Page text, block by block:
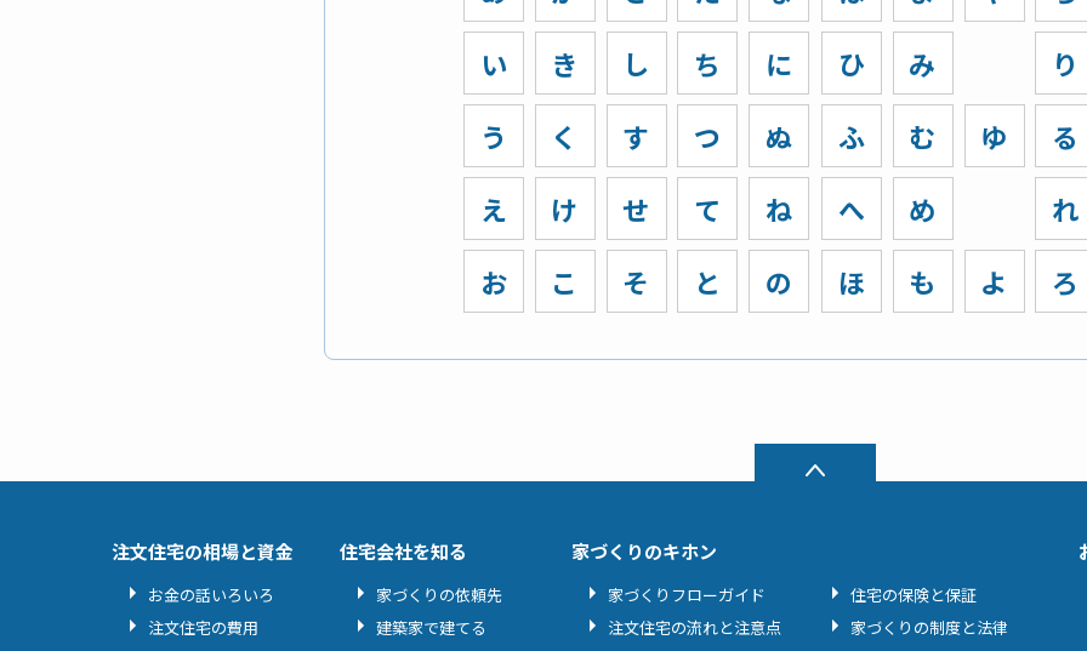
い
う
え
お
き
く
け
こ
し
す
せ
そ
ち
つ
て
と
に
ぬ
ね
の
ひ
ふ
へ
ほ
み
む
め
も
ゆ
よ
り
る
れ
ろ
注文住宅の相場と資金
お金の話いろいろ
注文住宅の費用
住宅会社を知る
家づくりの依頼先
建築家で建てる
家づくりのキホン
家づくりフローガイド
注文住宅の流れと注意点
住宅の保険と保証
家づくりの制度と法律